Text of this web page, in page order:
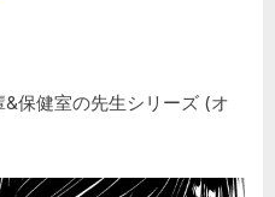
保健室の先生シリーズ (オ